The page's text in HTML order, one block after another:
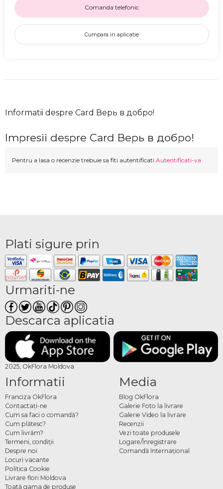
Comanda telefonic
Cumpara in aplicatie
Informatii despre Card Верь в добро!
Impresii despre Card Верь в добро!
Pentru a lasa o recenzie trebuie sa fiti autentificati Autentificati-va
Plati sigure prin
Urmariti-ne
Descarca aplicatia
2025, OkFlora Moldova
Informatii
Franciza OkFlora
Contactaţi-ne
Cum sa faci o comandă?
Cum plătesc?
Cum livrăm?
Termeni, condiţii
Despre noi
Locuri vacante
Politica Cookie
Livrare flori Moldova
Toată gama de produse
Media
Blog OkFlora
Galerie Foto la livrare
Galerie Video la livrare
Recenzii
Vezi toate produsele
Logare/Înregistrare
Comandă Internațional